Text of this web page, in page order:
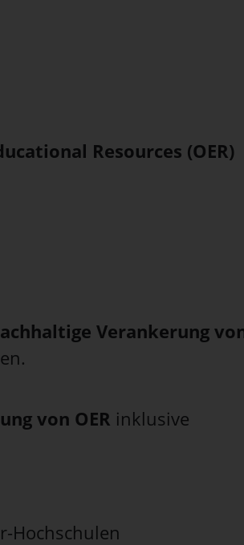
Resources (OER)
Verankerung
von OER inklusive
Hochschulen